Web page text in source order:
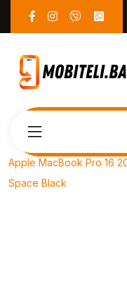
Apple MacBook Pro 16
Space Black